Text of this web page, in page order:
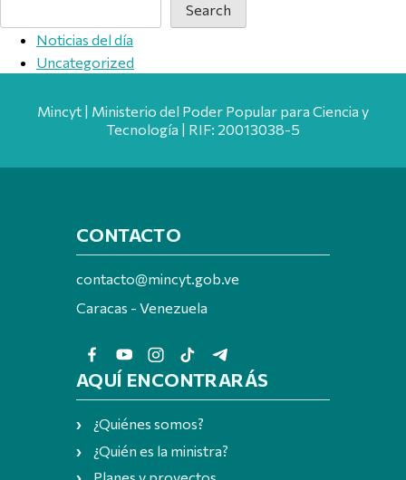
Search
Noticias del día
Uncategorized
Mincyt | Ministerio del Poder Popular para Ciencia y
Tecnología | RIF: 20013038-5
CONTACTO
contacto@mincyt.gob.ve
Caracas - Venezuela
AQUÍ ENCONTRARÁS
¿Quiénes somos?
¿Quién es la ministra?